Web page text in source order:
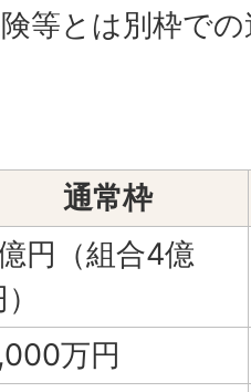
等とは別枠で
通常枠
円（組合4億
万円